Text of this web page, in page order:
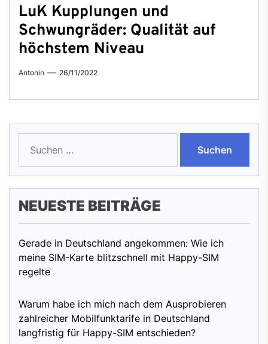
LuK Kupplungen und
Schwungräder: Qualität auf
höchstem Niveau
Antonin 26/11/2022
nach:
NEUESTE BEITRÄGE
Gerade in Deutschland angekommen: Wie ich
meine SIM-Karte blitzschnell mit Happy-SIM
regelte
Warum habe ich mich nach dem Ausprobieren
zahlreicher Mobilfunktarife in Deutschland
langfristig für Happy-SIM entschieden?